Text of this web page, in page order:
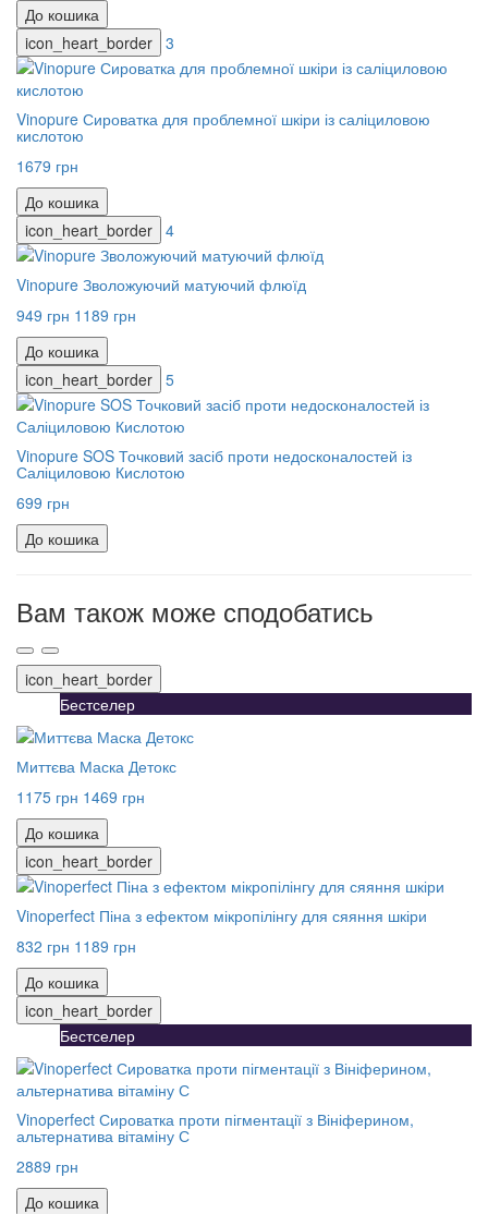
До кошика
icon_heart_border 3
Vinopure Сироватка для проблемної шкіри із саліциловою
кислотою
1679 грн
До кошика
icon_heart_border 4
Vinopure Зволожуючий матуючий флюїд
949 грн 1189 грн
До кошика
icon_heart_border 5
Vinopure SOS Точковий засіб проти недосконалостей із
Саліциловою Кислотою
699 грн
До кошика
Вам також може сподобатись
icon_heart_border
Бестселер
Миттєва Маска Детокс
1175 грн 1469 грн
До кошика
icon_heart_border
Vinoperfect Піна з ефектом мікропілінгу для сяяння шкіри
832 грн 1189 грн
До кошика
icon_heart_border
Бестселер
Vinoperfect Сироватка проти пігментації з Вініферином,
альтернатива вітаміну С
2889 грн
До кошика